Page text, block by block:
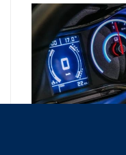
Requisitos